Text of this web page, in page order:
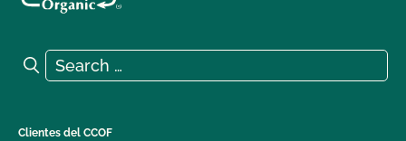
Search for:
Search
Clientes del CCOF